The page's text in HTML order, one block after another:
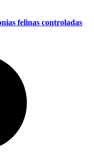
felinas controladas